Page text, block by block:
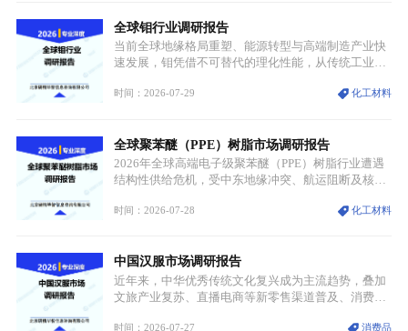
体规模扩张，高附加值领域与规模化工业应用形成两
大独立增长体系。
全球钼行业调研报告
当前全球地缘格局重塑、能源转型与高端制造产业快
速发展，钼凭借不可替代的理化性能，从传统工业金
需格局重构、价值体系重估的新阶段。钼是典型难熔
贯穿传统工业、高端制造、军工、新能源等多个核心
产业，成为现代工业体系中不可或缺的基础材料。
时间：2026-07-29 化工材料
全球聚苯醚（PPE）树脂市场调研报告
2026年全球高端电子级聚苯醚（PPE）树脂行业遭遇
结构性供给危机，受中东地缘冲突、航运阻断及核心
停产，行业长期维持寡头垄断的供应链格局彻底瓦
价无市”的供给真空，并沿高频覆铜板、PCB电路板向
AI服务器、5G基站等高端电子终端持续传导，全产业
链生产、成本、交付均承受巨大压力。
时间：2026-07-28 化工材料
中国汉服市场调研报告
近年来，中华优秀传统文化复兴成为主流趋势，叠加
文旅产业复苏、直播电商等新零售渠道普及、消费群
时间：2026-07-27 消费品